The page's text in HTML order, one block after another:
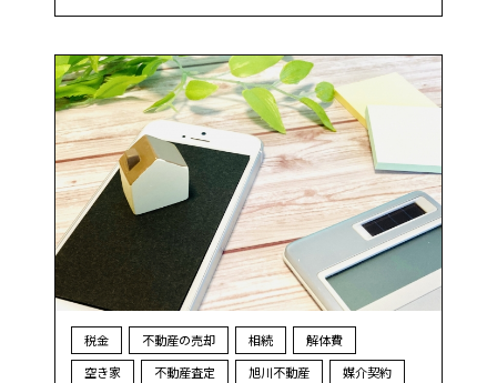
税金 不動産の売却 相続
解体費
空き家
不動産査定 旭川不動産
媒介契約